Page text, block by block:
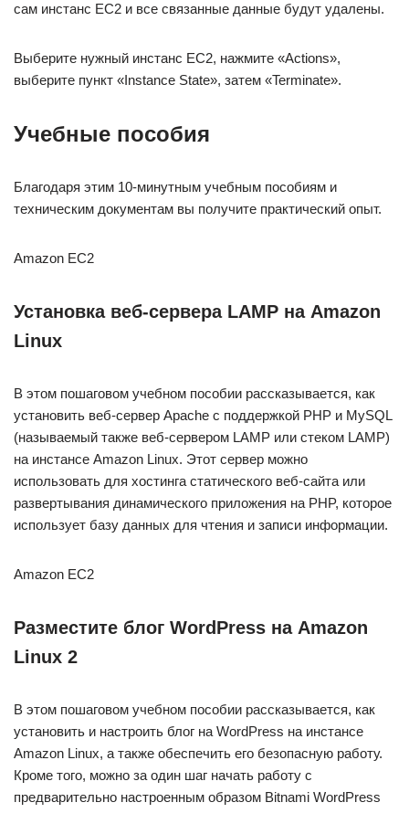
сам инстанс EC2 и все связанные данные будут удалены.
Выберите нужный инстанс EC2, нажмите «Actions»,
выберите пункт «Instance State», затем «Terminate».
Учебные пособия
Благодаря этим 10-минутным учебным пособиям и
техническим документам вы получите практический опыт.
Amazon EC2
Установка веб-сервера LAMP на Amazon
Linux
В этом пошаговом учебном пособии рассказывается, как
установить веб‑сервер Apache с поддержкой PHP и MySQL
(называемый также веб‑сервером LAMP или стеком LAMP)
на инстансе Amazon Linux. Этот сервер можно
использовать для хостинга статического веб‑сайта или
развертывания динамического приложения на PHP, которое
использует базу данных для чтения и записи информации.
Amazon EC2
Разместите блог WordPress на Amazon
Linux 2
В этом пошаговом учебном пособии рассказывается, как
установить и настроить блог на WordPress на инстансе
Amazon Linux, а также обеспечить его безопасную работу.
Кроме того, можно за один шаг начать работу с
предварительно настроенным образом Bitnami WordPress